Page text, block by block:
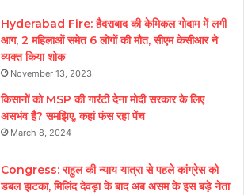
Hyderabad Fire: हैदराबाद की केमिकल गोदाम में लगी
आग, 2 महिलाओं समेत 6 लोगों की मौत, सीएम केसीआर ने
व्यक्त किया शोक
November 13, 2023
किसानों को MSP की गारंटी देना मोदी सरकार के लिए
असभंव है? समझिए, कहां फंस रहा पेंच
March 8, 2024
Congress: राहुल की न्याय यात्रा से पहले कांग्रेस को
डबल झटका, मिलिंद देवड़ा के बाद अब असम के इस बड़े नेता